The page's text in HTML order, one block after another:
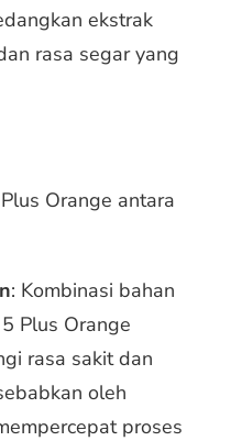
ekstrak
rasa segar yang
Orange antara
: Kombinasi bahan
Plus Orange
rasa sakit dan
oleh
proses